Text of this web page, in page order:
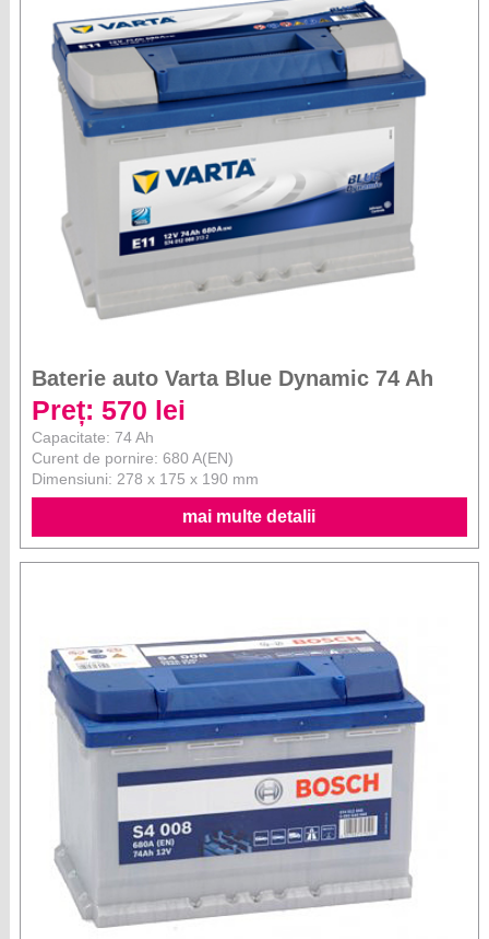
Baterie auto Varta Blue Dynamic 74 Ah
Preț: 570 lei
Capacitate: 74 Ah
Curent de pornire: 680 A(EN)
Dimensiuni: 278 x 175 x 190 mm
mai multe detalii